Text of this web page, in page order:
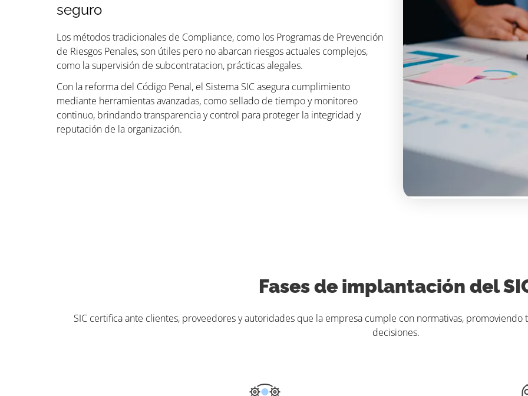
seguro
Los métodos tradicionales de Compliance, como los Programas de Prevención
de Riesgos Penales, son útiles pero no abarcan riesgos actuales complejos,
como la supervisión de subcontratacion, prácticas alegales.
Con la reforma del Código Penal, el Sistema SIC asegura cumplimiento
mediante herramientas avanzadas, como sellado de tiempo y monitoreo
continuo, brindando transparencia y control para proteger la integridad y
reputación de la organización.
Fases de implantación del
SIC certifica ante clientes, proveedores y autoridades que la empresa cumple con normativas,
decisiones.